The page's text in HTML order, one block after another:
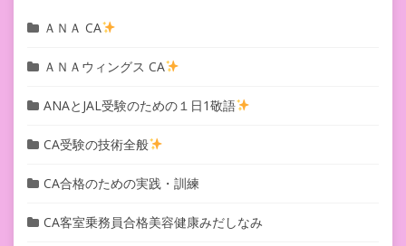
ＡＮＡ CA
ＡＮＡウィングス CA
ANAとJAL受験のための１日1敬語
CA受験の技術全般
CA合格のための実践・訓練
CA客室乗務員合格美容健康みだしなみ